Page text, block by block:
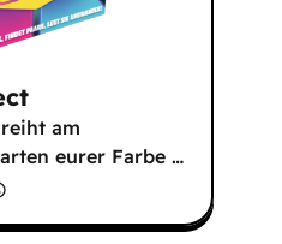
am
eurer Farbe …